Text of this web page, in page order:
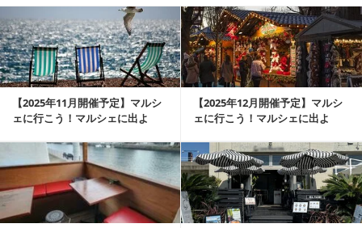
【2025年11月開催予定】マルシ
ェに行こう！マルシェに出よ
【2025年12月開催予定】マルシ
ェに行こう！マルシェに出よ